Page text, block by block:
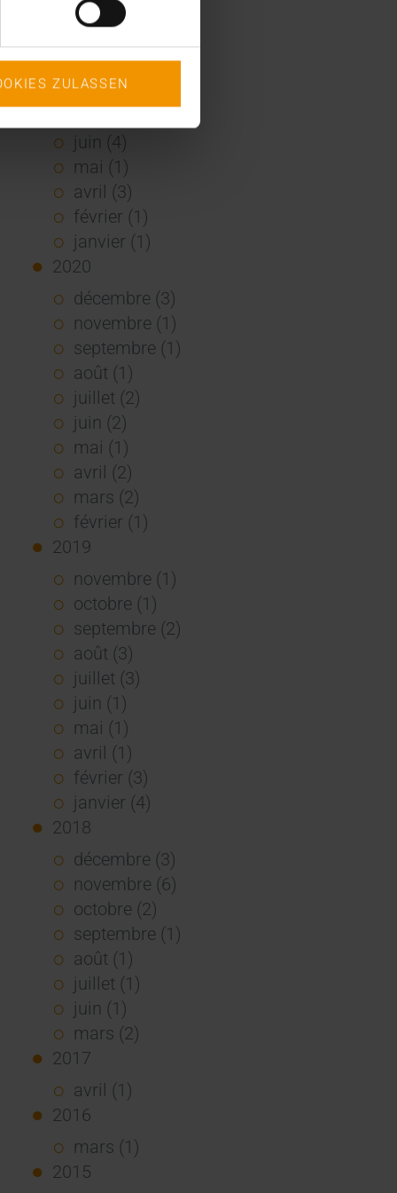
ZULASSEN
2021
décembre (2)
novembre (4)
octobre (1)
juin (4)
mai (1)
avril (3)
février (1)
janvier (1)
2020
décembre (3)
novembre (1)
septembre (1)
août (1)
juillet (2)
juin (2)
mai (1)
avril (2)
mars (2)
février (1)
2019
novembre (1)
octobre (1)
septembre (2)
août (3)
juillet (3)
juin (1)
mai (1)
avril (1)
février (3)
janvier (4)
2018
décembre (3)
novembre (6)
octobre (2)
septembre (1)
août (1)
juillet (1)
juin (1)
mars (2)
2017
avril (1)
2016
mars (1)
2015